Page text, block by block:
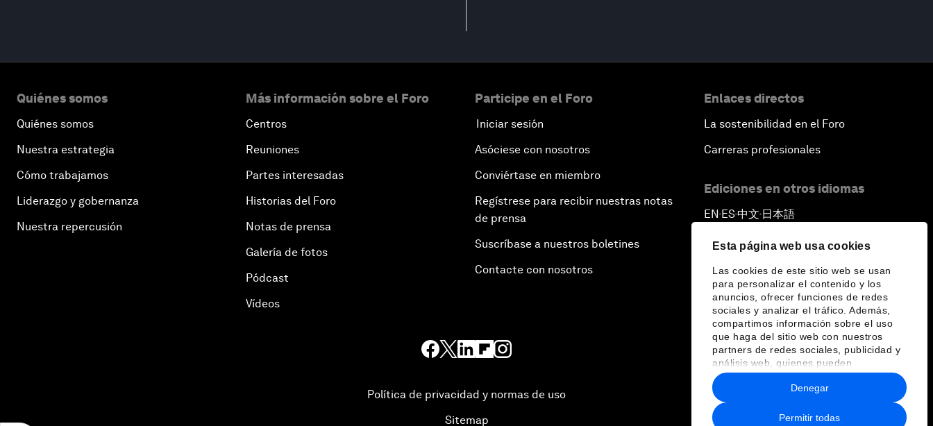
Esta página web usa cookies
Las cookies de este sitio web se usan
para personalizar el contenido y los
anuncios, ofrecer funciones de redes
sociales y analizar el tráfico. Además,
compartimos información sobre el uso
que haga del sitio web con nuestros
partners de redes sociales, publicidad y
análisis web, quienes pueden
combinarla con otra información que les
haya proporcionado o que hayan
recopilado a partir del uso que haya
hecho de sus servicios.
Permitir todas
Denegar
Quiénes somos
Quiénes somos
Nuestra estrategia
Cómo trabajamos
Liderazgo y gobernanza
Nuestra repercusión
Más información sobre el Foro
Centros
Reuniones
Partes interesadas
Historias del Foro
Notas de prensa
Galería de fotos
Pódcast
Vídeos
Participe en el Foro
Iniciar sesión
Asóciese con nosotros
Conviértase en miembro
Regístrese para recibir nuestras notas
de prensa
Suscríbase a nuestros boletines
Contacte con nosotros
Enlaces directos
La sostenibilidad en el Foro
Carreras profesionales
Ediciones en otros idiomas
EN ▪ ES▪中文▪ 日本語
Política de privacidad y normas de uso
Sitemap